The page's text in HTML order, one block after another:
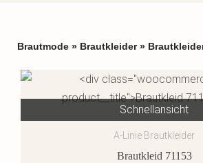
Brautmode » Brautkleider»
Schnellansicht
A-Linie Brautkleider
Brautkleid 71153